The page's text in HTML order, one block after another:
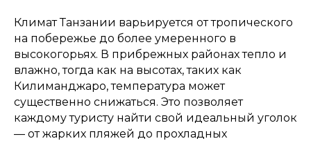
Климат Танзании варьируется от тропического
на побережье до более умеренного в
высокогорьях. В прибрежных районах тепло и
влажно, тогда как на высотах, таких как
Килиманджаро, температура может
существенно снижаться. Это позволяет
каждому туристу найти свой идеальный уголок
— от жарких пляжей до прохладных